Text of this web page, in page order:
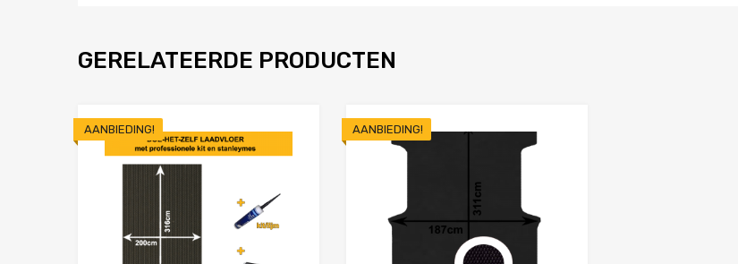
GERELATEERDE PRODUCTEN
AANBIEDING!
Toevoegen aan Favorieten
AANBIEDING!